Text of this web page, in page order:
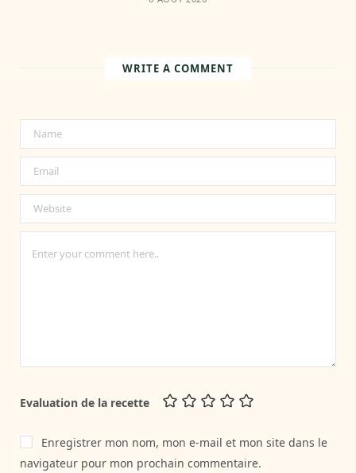
WRITE A COMMENT
Evaluation de la recette
Enregistrer mon nom, mon e-mail et mon site dans le
navigateur pour mon prochain commentaire.